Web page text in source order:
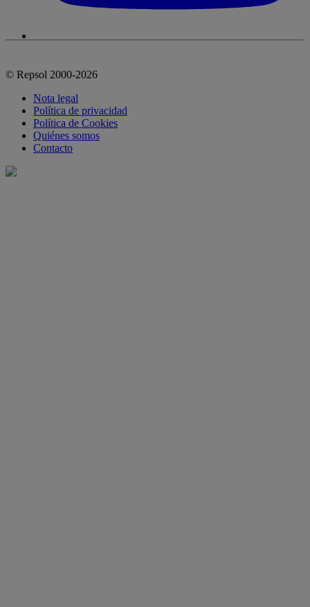
© Repsol 2000-2026
Nota legal
Política de privacidad
Política de Cookies
Quiénes somos
Contacto